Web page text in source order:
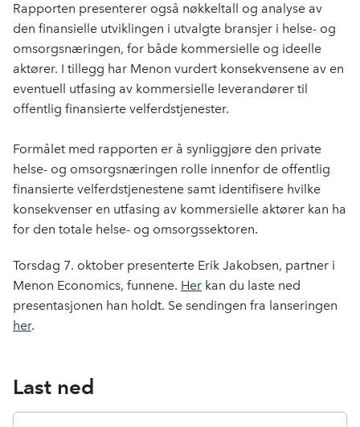
Rapporten presenterer også nøkkeltall og analyse av
den finansielle utviklingen i utvalgte bransjer i helse- og
omsorgsnæringen, for både kommersielle og ideelle
aktører. I tillegg har Menon vurdert konsekvensene av en
eventuell utfasing av kommersielle leverandører til
offentlig finansierte velferdstjenester.
Formålet med rapporten er å synliggjøre den private
helse- og omsorgsnæringen rolle innenfor de offentlig
finansierte velferdstjenestene samt identifisere hvilke
konsekvenser en utfasing av kommersielle aktører kan ha
for den totale helse- og omsorgssektoren.
Torsdag 7. oktober presenterte Erik Jakobsen, partner i
Menon Economics, funnene. Her kan du laste ned
presentasjonen han holdt. Se sendingen fra lanseringen
her.
Last ned